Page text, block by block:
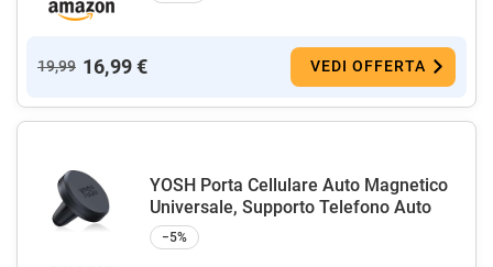
19,99 16,99 € VEDI OFFERTA
YOSH Porta Cellulare Auto Magnetico
Universale, Supporto Telefono Auto
−5%